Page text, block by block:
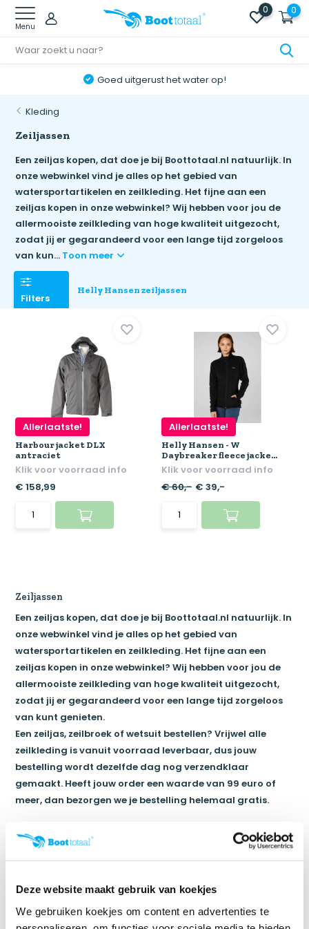
Deze website maakt gebruik van koekjes
We gebruiken koekjes om content en advertenties te
Menu
0 0
Goed uitgerust het water op!
Kleding
Zeiljassen
Een zeiljas kopen, dat doe je bij Boottotaal.nl natuurlijk. In
onze webwinkel vind je alles op het gebied van
watersportartikelen en zeilkleding. Het fijne aan een
zeiljas kopen in onze webwinkel? Wij hebben voor jou de
allermooiste zeilkleding van hoge kwaliteit uitgezocht,
zodat jij er gegarandeerd voor een lange tijd zorgeloos
van kun... Toon meer
Filters
Helly Hansen zeiljassen
Allerlaatste!
Harbour jacket DLX
antraciet
Klik voor voorraad info
€ 158,99
Allerlaatste!
Helly Hansen - W
Daybreaker fleece jacke...
Klik voor voorraad info
€ 60,- € 39,-
Zeiljassen
Een zeiljas kopen, dat doe je bij Boottotaal.nl natuurlijk. In
onze webwinkel vind je alles op het gebied van
watersportartikelen en zeilkleding. Het fijne aan een
zeiljas kopen in onze webwinkel? Wij hebben voor jou de
allermooiste zeilkleding van hoge kwaliteit uitgezocht,
zodat jij er gegarandeerd voor een lange tijd zorgeloos
van kunt genieten.
Een zeiljas, zeilbroek of wetsuit bestellen? Vrijwel alle
zeilkleding is vanuit voorraad leverbaar, dus jouw
bestelling wordt dezelfde dag nog verzendklaar
gemaakt. Heeft jouw order een waarde van 99 euro of
meer, dan bezorgen we je bestelling helemaal gratis.
Voordelen zeiljas
Het dragen van een zeiljas heeft verschillende voordelen.
materiaal, zodat jij je er gemakkelijk in kunt bewegen en
handelingen op een boot wordt hierdoor qua